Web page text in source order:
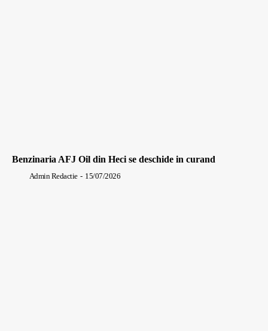
Benzinaria AFJ Oil din Heci se deschide in curand
Admin Redactie - 15/07/2026